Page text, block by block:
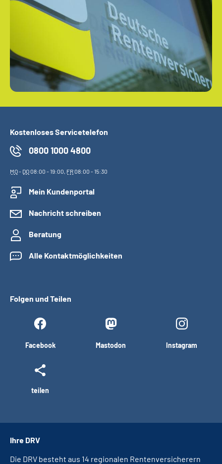
Kostenloses Servicetelefon
0800 1000 4800
MO- DO08:00 - 19:00, FR08:00 - 15:30
Mein Kundenportal
Nachricht schreiben
Beratung
Alle Kontaktmöglichkeiten
Folgen und Teilen
Facebook Mastodon Instagram
teilen
Ihre DRV
Die DRV besteht aus 14 regionalen Rentenversicherern